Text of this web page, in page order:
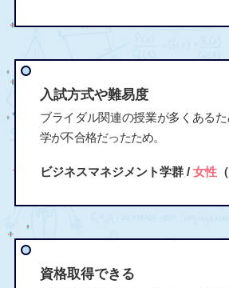
入試方式や難易度
ブライダル関連の授業が多くある
学が不合格だったため。
ビジネスマネジメント学群 / 女性
資格取得できる